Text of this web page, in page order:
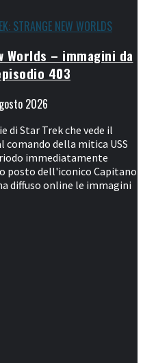
STRANGE NEW WORLDS
Worlds – immagini da
403
2026
di Star Trek che vede il
della mitica USS
immediatamente
posto dell'iconico Capitano
diffuso online le immagini